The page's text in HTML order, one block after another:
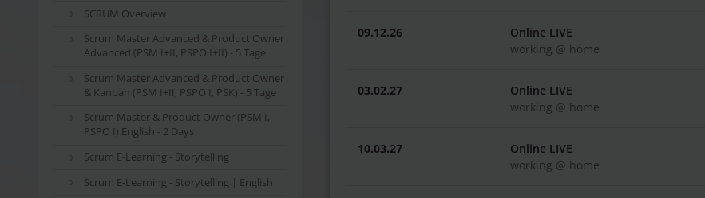
SCRUM Overview
Scrum Master Advanced & Product Owner
Advanced (PSM I+II, PSPO I+II) - 5 Tage
Scrum Master Advanced & Product Owner
& Kanban (PSM I+II, PSPO I, PSK) - 5 Tage
Scrum Master & Product Owner (PSM I,
PSPO I) English - 2 Days
Scrum E-Learning - Storytelling
Scrum E-Learning - Storytelling | English
09.12.26
Online LIVE
working @ home
03.02.27
Online LIVE
working @ home
10.03.27
Online LIVE
working @ home